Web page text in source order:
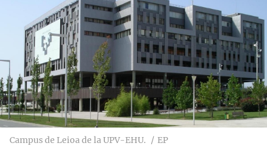
Campus de Leioa de la UPV-EHU. EP